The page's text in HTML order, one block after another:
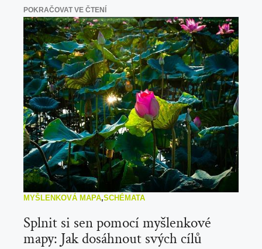
POKRAČOVAT VE ČTENÍ
MYŠLENKOVÁ MAPA,SCHÉMATA
Splnit si sen pomocí myšlenkové
mapy: Jak dosáhnout svých cílů